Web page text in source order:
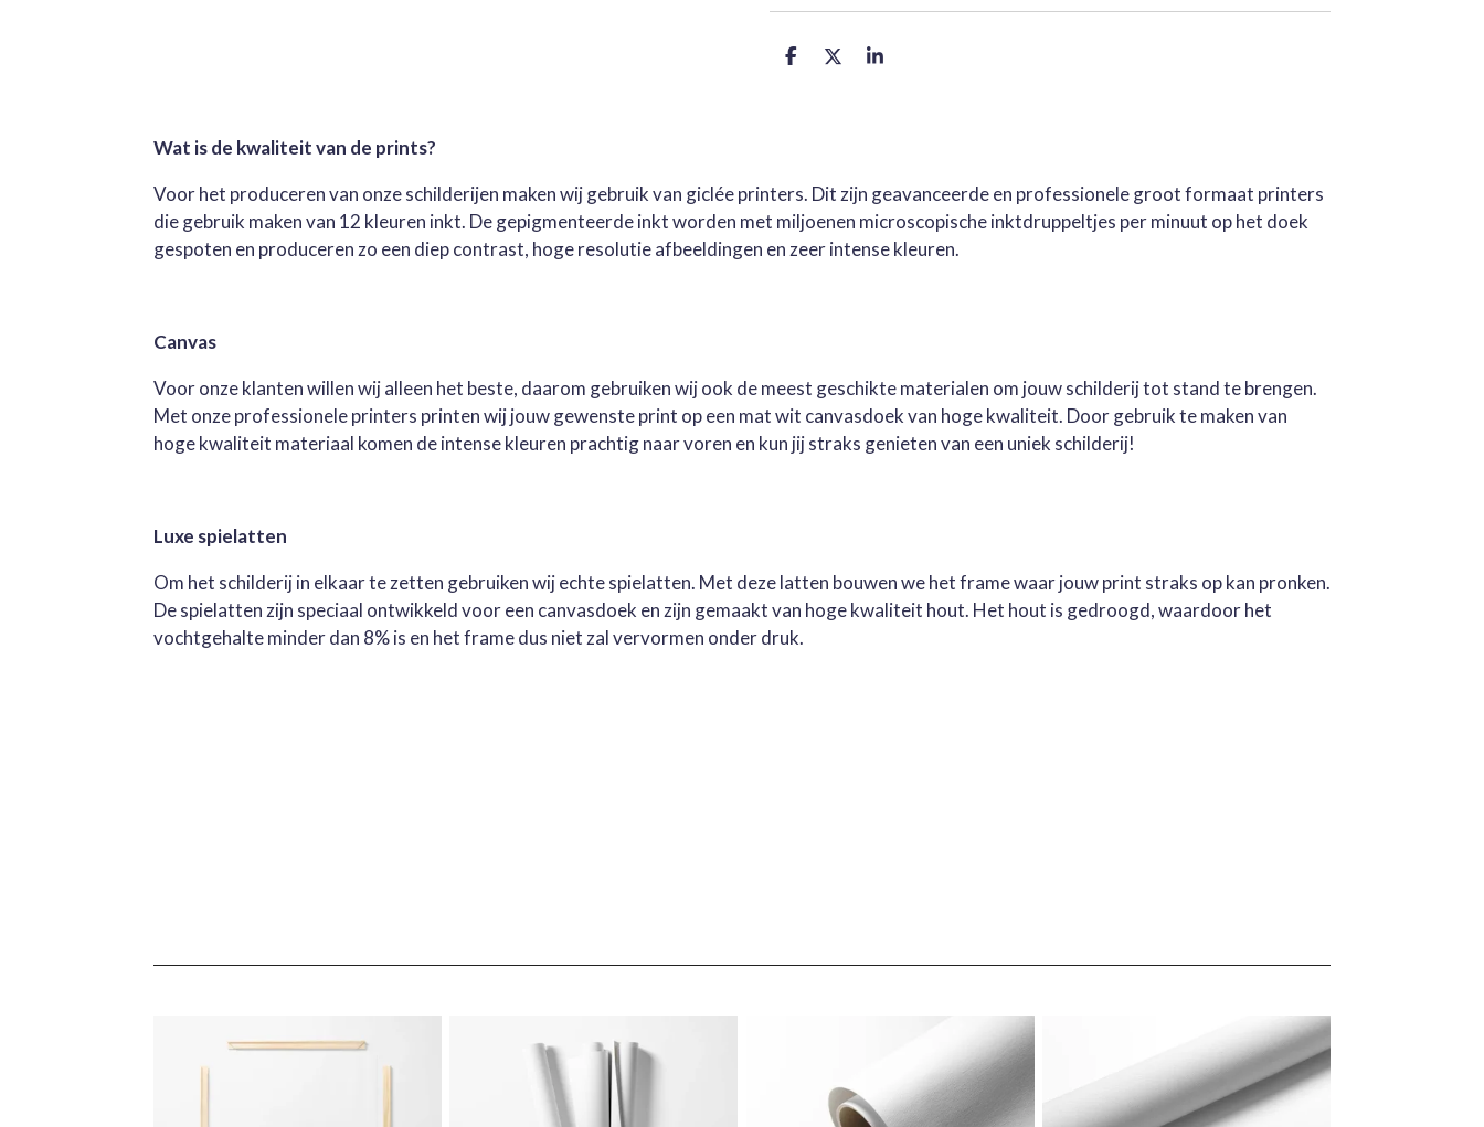
D
D
S
Wat is de kwaliteit van de prints?
Voor het produceren van onze schilderijen maken wij gebruik van giclée printers. Dit zijn geavanceerde en professionele groot formaat printers
die gebruik maken van 12 kleuren inkt. De gepigmenteerde inkt worden met miljoenen microscopische inktdruppeltjes per minuut op het doek
gespoten en produceren zo een diep contrast, hoge resolutie afbeeldingen en zeer intense kleuren.
Canvas
Voor onze klanten willen wij alleen het beste, daarom gebruiken wij ook de meest geschikte materialen om jouw schilderij tot stand te brengen.
Met onze professionele printers printen wij jouw gewenste print op een mat wit canvasdoek van hoge kwaliteit. Door gebruik te maken van
hoge kwaliteit materiaal komen de intense kleuren prachtig naar voren en kun jij straks genieten van een uniek schilderij!
Luxe spielatten
Om het schilderij in elkaar te zetten gebruiken wij echte spielatten. Met deze latten bouwen we het frame waar jouw print straks op kan pronken.
De spielatten zijn speciaal ontwikkeld voor een canvasdoek en zijn gemaakt van hoge kwaliteit hout. Het hout is gedroogd, waardoor het
vochtgehalte minder dan 8% is en het frame dus niet zal vervormen onder druk.